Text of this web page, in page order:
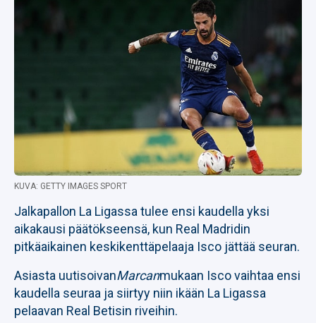
KUVA: GETTY IMAGES SPORT
Jalkapallon La Ligassa tulee ensi kaudella yksi
aikakausi päätökseensä, kun Real Madridin
pitkäaikainen keskikenttäpelaaja Isco jättää seuran.
Asiasta uutisoivanMarcanmukaan Isco vaihtaa ensi
kaudella seuraa ja siirtyy niin ikään La Ligassa
pelaavan Real Betisin riveihin.